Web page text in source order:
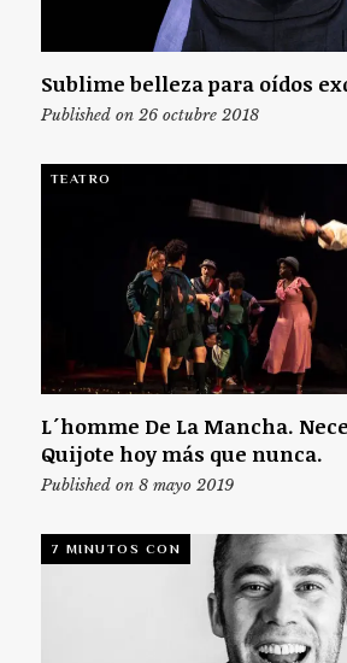
Sublime belleza para oídos
Published on 26 octubre 2018
TEATRO
L´homme De La Mancha.
Quijote hoy más que nunca.
Published on 8 mayo 2019
7 MINUTOS CON